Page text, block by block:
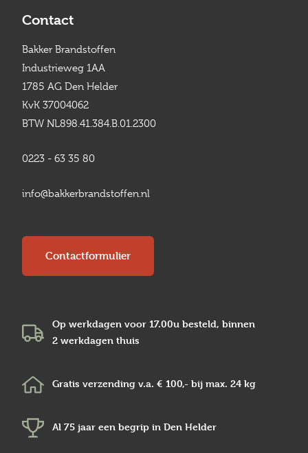
Contact
Bakker Brandstoffen
Industrieweg 1AA
1785 AG Den Helder
KvK 37004062
BTW NL898.41.384.B.01.2300
0223 - 63 35 80
info@bakkerbrandstoffen.nl
Contactformulier
Op werkdagen voor 17.00u besteld, binnen
2 werkdagen thuis
Gratis verzending v.a. € 100,- bij max. 24 kg
Al 75 jaar een begrip in Den Helder